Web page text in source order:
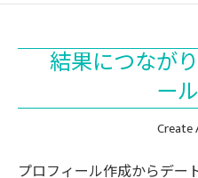
結果につなが
ー
Create
プロフィール作成からデー